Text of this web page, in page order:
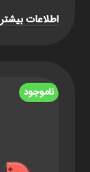
اطلاعات بیشتر
ناموجود